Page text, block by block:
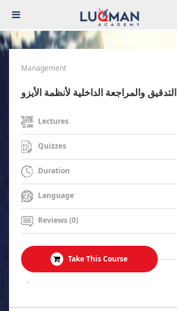
Management
التدقيق والمراجعة الداخلية لأنظمة الأيزو
Lectures
Quizzes
Duration
Language
Reviews (0)
Take This Course
.